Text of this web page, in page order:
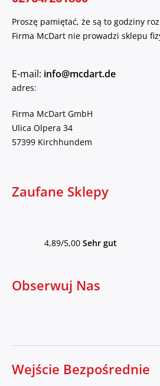
Proszę pamiętać, że są to godziny
Firma McDart nie prowadzi sklepu
E-mail: info@mcdart.de
adres:
Firma McDart GmbH
Ulica Olpera 34
57399 Kirchhundem
Zaufane Sklepy
4,89/5,00 Sehr gut
Obserwuj Nas
Wejście Bezpośrednie